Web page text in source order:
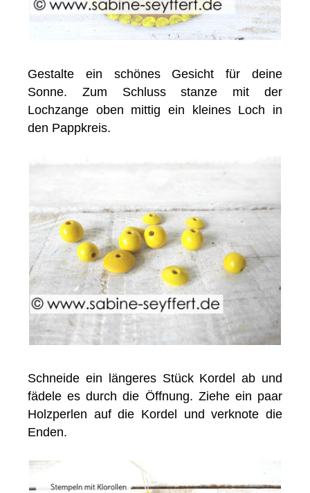
Gestalte ein schönes Gesicht für deine
Sonne. Zum Schluss stanze mit der
Lochzange oben mittig ein kleines Loch in
den Pappkreis.
Schneide ein längeres Stück Kordel ab und
fädele es durch die Öffnung. Ziehe ein paar
Holzperlen auf die Kordel und verknote die
Enden.